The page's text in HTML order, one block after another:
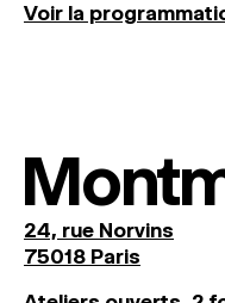
Voir la
24, rue Norvins
75018 Paris